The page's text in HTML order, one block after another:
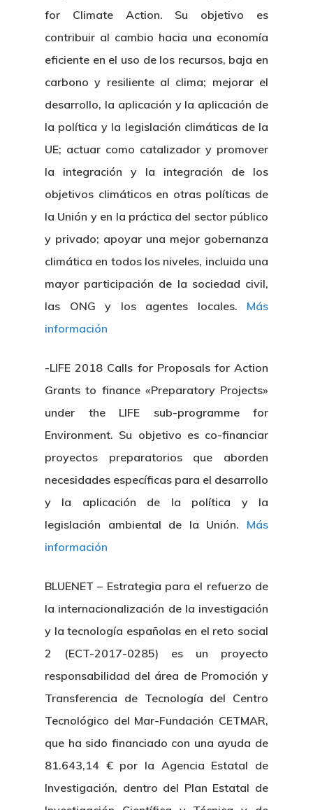
for Climate Action. Su objetivo es
contribuir al cambio hacia una economía
eficiente en el uso de los recursos, baja en
carbono y resiliente al clima; mejorar el
desarrollo, la aplicación y la aplicación de
la política y la legislación climáticas de la
UE; actuar como catalizador y promover
la integración y la integración de los
objetivos climáticos en otras políticas de
la Unión y en la práctica del sector público
y privado; apoyar una mejor gobernanza
climática en todos los niveles, incluida una
mayor participación de la sociedad civil,
las ONG y los agentes locales. Más
información
-LIFE 2018 Calls for Proposals for Action
Grants to finance «Preparatory Projects»
under the LIFE sub-programme for
Environment. Su objetivo es co-financiar
proyectos preparatorios que aborden
necesidades específicas para el desarrollo
y la aplicación de la política y la
legislación ambiental de la Unión. Más
información
BLUENET – Estrategia para el refuerzo de
la internacionalización de la investigación
y la tecnología españolas en el reto social
2 (ECT-2017-0285) es un proyecto
responsabilidad del área de Promoción y
Transferencia de Tecnología del Centro
Tecnológico del Mar-Fundación CETMAR,
que ha sido financiado con una ayuda de
81.643,14 € por la Agencia Estatal de
Investigación, dentro del Plan Estatal de